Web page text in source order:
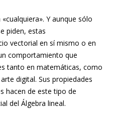
Y aunque sólo
piden, estas
vectorial en sí mismo o en
comportamiento que
tanto en matemáticas, como
digital. Sus propiedades
hacen de este tipo de
del Álgebra lineal.